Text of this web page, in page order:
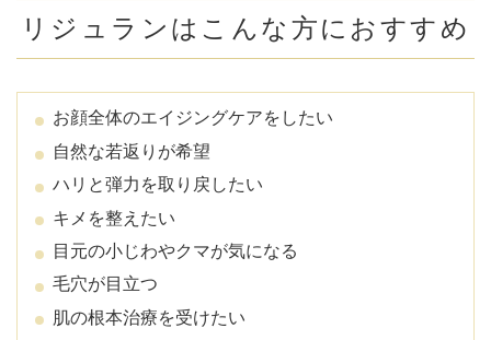
リジュランはこんな方におすすめ
お顔全体のエイジングケアをしたい
自然な若返りが希望
ハリと弾力を取り戻したい
キメを整えたい
目元の小じわやクマが気になる
毛穴が目立つ
肌の根本治療を受けたい